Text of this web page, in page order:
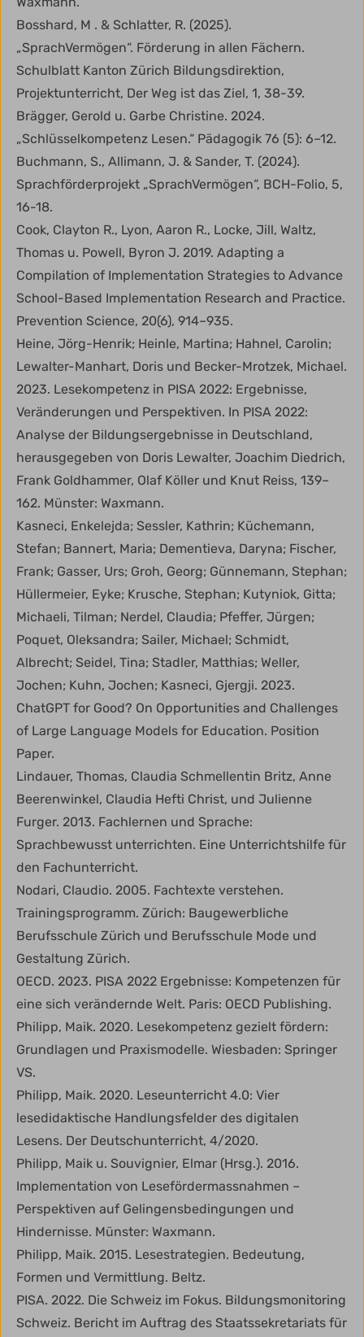
Bosshard, M . & Schlatter, R. (2025).
„SprachVermögen“. Förderung in allen Fächern.
Schulblatt Kanton Zürich Bildungsdirektion,
Projektunterricht, Der Weg ist das Ziel, 1, 38-39.
Brägger, Gerold u. Garbe Christine. 2024.
„Schlüsselkompetenz Lesen.“ Pädagogik 76 (5): 6–12.
Buchmann, S., Allimann, J. & Sander, T. (2024).
Sprachförderprojekt „SprachVermögen“, BCH-Folio, 5,
16-18.
Cook, Clayton R., Lyon, Aaron R., Locke, Jill, Waltz,
Thomas u. Powell, Byron J. 2019. Adapting a
Compilation of Implementation Strategies to Advance
School-Based Implementation Research and Practice.
Prevention Science, 20(6), 914–935.
Heine, Jörg-Henrik; Heinle, Martina; Hahnel, Carolin;
Lewalter-Manhart, Doris und Becker-Mrotzek, Michael.
2023. Lesekompetenz in PISA 2022: Ergebnisse,
Veränderungen und Perspektiven. In PISA 2022:
Analyse der Bildungsergebnisse in Deutschland,
herausgegeben von Doris Lewalter, Joachim Diedrich,
Frank Goldhammer, Olaf Köller und Knut Reiss, 139–
162. Münster: Waxmann.
Kasneci, Enkelejda; Sessler, Kathrin; Küchemann,
Stefan; Bannert, Maria; Dementieva, Daryna; Fischer,
Frank; Gasser, Urs; Groh, Georg; Günnemann, Stephan;
Hüllermeier, Eyke; Krusche, Stephan; Kutyniok, Gitta;
Michaeli, Tilman; Nerdel, Claudia; Pfeffer, Jürgen;
Poquet, Oleksandra; Sailer, Michael; Schmidt,
Albrecht; Seidel, Tina; Stadler, Matthias; Weller,
Jochen; Kuhn, Jochen; Kasneci, Gjergji. 2023.
ChatGPT for Good? On Opportunities and Challenges
of Large Language Models for Education. Position
Paper.
Lindauer, Thomas, Claudia Schmellentin Britz, Anne
Beerenwinkel, Claudia Hefti Christ, und Julienne
Furger. 2013. Fachlernen und Sprache:
Sprachbewusst unterrichten. Eine Unterrichtshilfe für
den Fachunterricht.
Nodari, Claudio. 2005. Fachtexte verstehen.
Trainingsprogramm. Zürich: Baugewerbliche
Berufsschule Zürich und Berufsschule Mode und
Gestaltung Zürich.
OECD. 2023. PISA 2022 Ergebnisse: Kompetenzen für
eine sich verändernde Welt. Paris: OECD Publishing.
Philipp, Maik. 2020. Lesekompetenz gezielt fördern:
Grundlagen und Praxismodelle. Wiesbaden: Springer
VS.
Philipp, Maik. 2020. Leseunterricht 4.0: Vier
lesedidaktische Handlungsfelder des digitalen
Lesens. Der Deutschunterricht, 4/2020.
Philipp, Maik u. Souvignier, Elmar (Hrsg.). 2016.
Implementation von Lesefördermassnahmen –
Perspektiven auf Gelingensbedingungen und
Hindernisse. Münster: Waxmann.
Philipp, Maik. 2015. Lesestrategien. Bedeutung,
Formen und Vermittlung. Beltz.
PISA. 2022. Die Schweiz im Fokus. Bildungsmonitoring
Schweiz. Bericht im Auftrag des Staatssekretariats für